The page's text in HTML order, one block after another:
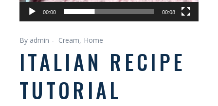
00:00 00:08
By admin Cream Home
ITALIAN RECIPE
TUTORIAL